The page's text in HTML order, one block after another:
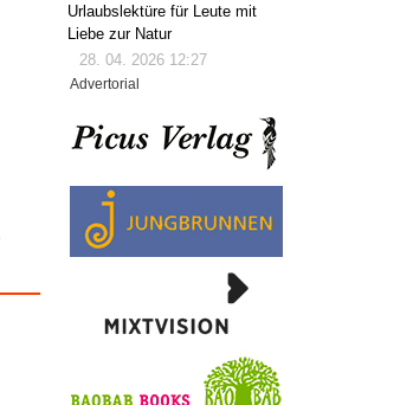
Urlaubslektüre für Leute mit
Liebe zur Natur
28. 04. 2026 12:27
Advertorial